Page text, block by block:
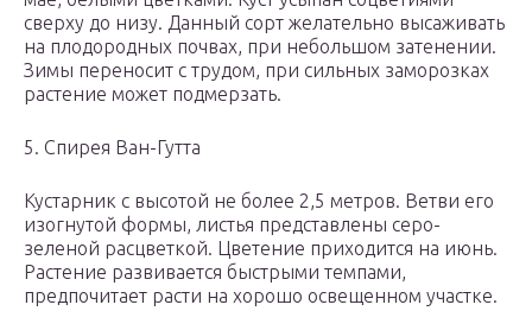
сверху до низу. Данный сорт желательно высаживать
на плодородных почвах, при небольшом затенении.
Зимы переносит с трудом, при сильных заморозках
растение может подмерзать.
5. Спирея Ван-Гутта
Кустарник с высотой не более 2,5 метров. Ветви его
изогнутой формы, листья представлены серо-
зеленой расцветкой. Цветение приходится на июнь.
Растение развивается быстрыми темпами,
предпочитает расти на хорошо освещенном участке.